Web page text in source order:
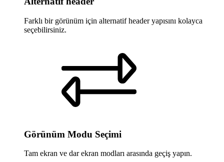
Farklı bir görünüm için alternatif header yapısını kolayca
seçebilirsiniz.
Görünüm Modu Seçimi
Tam ekran ve dar ekran modları arasında geçiş yapın.